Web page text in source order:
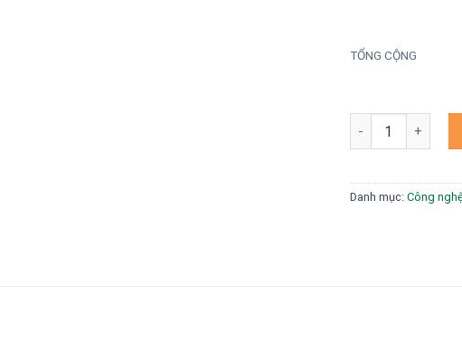
TỔNG CỘNG
Mẫu Website
Danh mục: Công